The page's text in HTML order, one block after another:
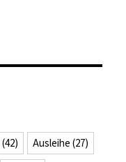
(42) Ausleihe (27)